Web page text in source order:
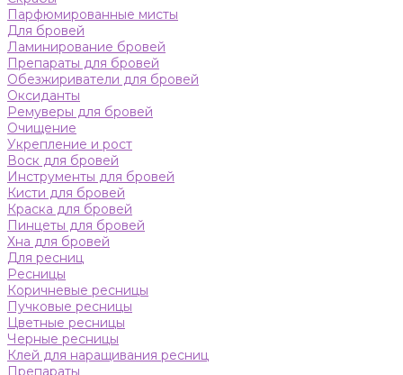
Парфюмированные мисты
Для бровей
Ламинирование бровей
Препараты для бровей
Обезжириватели для бровей
Оксиданты
Ремуверы для бровей
Очищение
Укрепление и рост
Воск для бровей
Инструменты для бровей
Кисти для бровей
Краска для бровей
Пинцеты для бровей
Хна для бровей
Для ресниц
Ресницы
Коричневые ресницы
Пучковые ресницы
Цветные ресницы
Черные ресницы
Клей для наращивания ресниц
Препараты